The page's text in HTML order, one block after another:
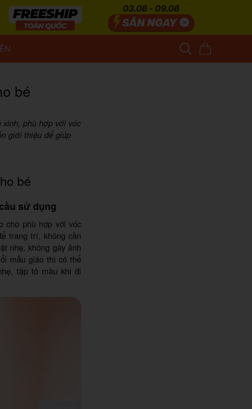
bé
phù hợp với vóc
giới thiệu để giúp
bé
sử dụng
cho phù hợp với vóc
trang trí, không cần
nhẹ, không gây ảnh
mẫu giáo thì có thể
tập tô màu khi đi